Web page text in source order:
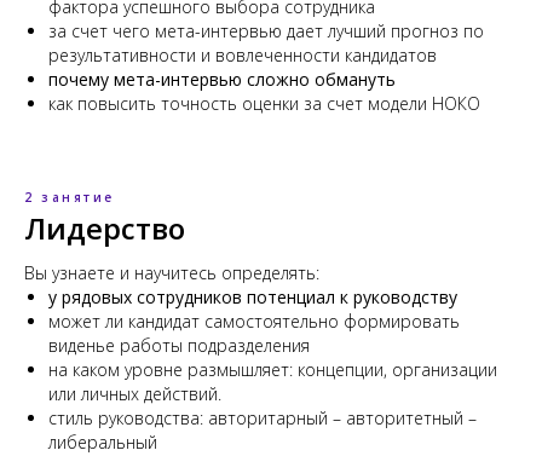
фактора успешного выбора сотрудника
за счет чего мета-интервью дает лучший прогноз по
результативности и вовлеченности кандидатов
почему мета-интервью сложно обмануть
как повысить точность оценки за счет модели НОКО
2 занятие
Лидерство
Вы узнаете и научитесь определять:
у рядовых сотрудников потенциал к руководству
может ли кандидат самостоятельно формировать
виденье работы подразделения
на каком уровне размышляет: концепции, организации
или личных действий.
стиль руководства: авторитарный – авторитетный –
либеральный